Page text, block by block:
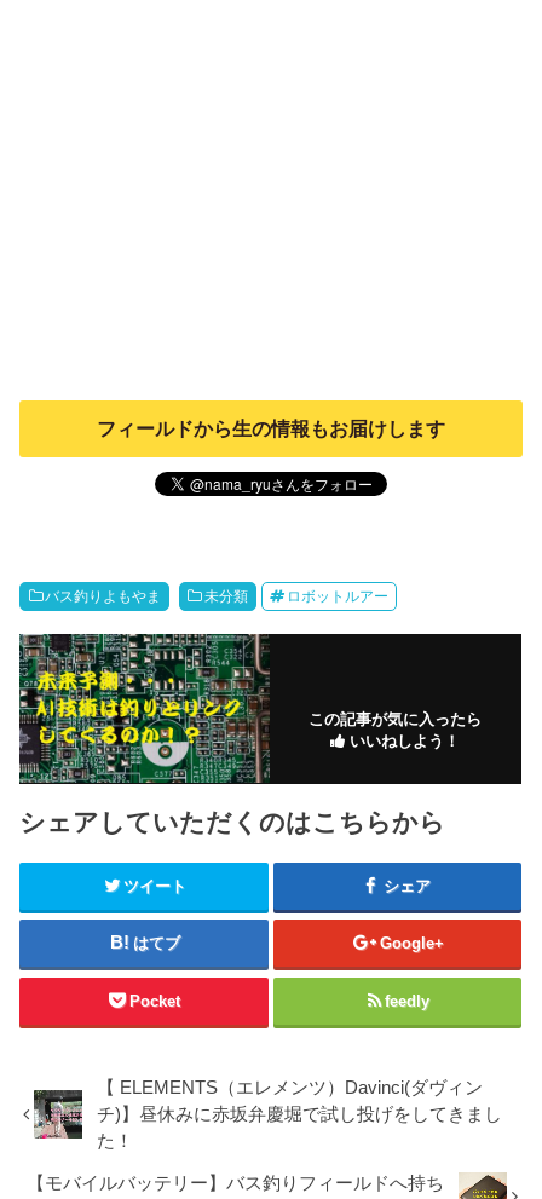
フィールドから生の情報もお届けします
バス釣りよもやま 未分類 ロボットルアー
この記事が気に入ったら
いいねしよう！
シェアしていただくのはこちらから
ツイート シェア
はてブ Google+
Pocket feedly
【 ELEMENTS（エレメンツ）Davinci(ダヴィン
チ)】昼休みに赤坂弁慶堀で試し投げをしてきまし
た！
【モバイルバッテリー】バス釣りフィールドへ持ち